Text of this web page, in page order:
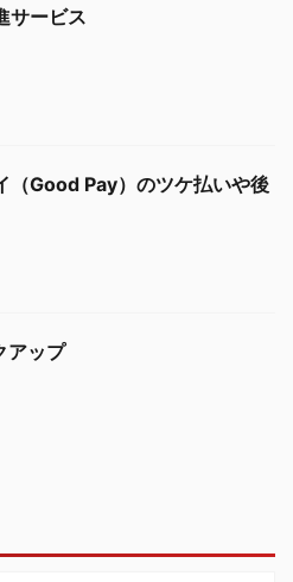
サービス
（Good Pay）のツケ払いや後
アップ